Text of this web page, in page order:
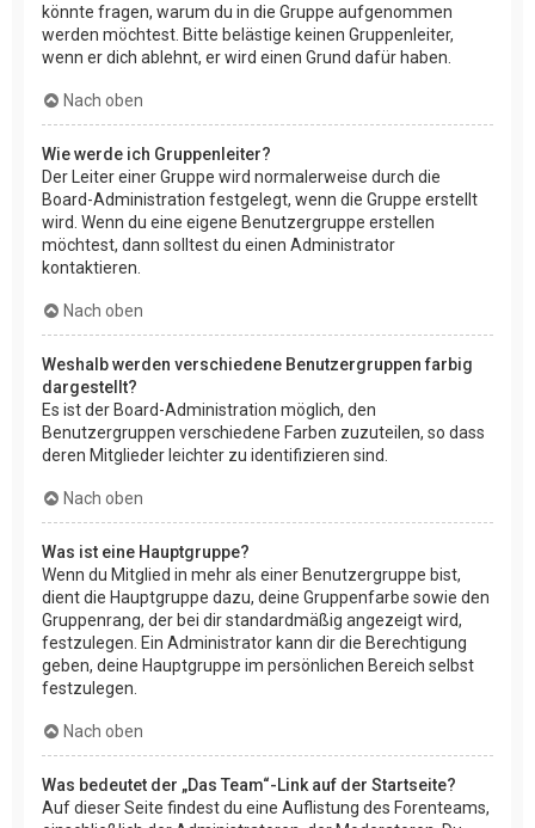
könnte fragen, warum du in die Gruppe aufgenommen
werden möchtest. Bitte belästige keinen Gruppenleiter,
wenn er dich ablehnt, er wird einen Grund dafür haben.
Nach oben
Wie werde ich Gruppenleiter?
Der Leiter einer Gruppe wird normalerweise durch die
Board-Administration festgelegt, wenn die Gruppe erstellt
wird. Wenn du eine eigene Benutzergruppe erstellen
möchtest, dann solltest du einen Administrator
kontaktieren.
Nach oben
Weshalb werden verschiedene Benutzergruppen farbig
dargestellt?
Es ist der Board-Administration möglich, den
Benutzergruppen verschiedene Farben zuzuteilen, so dass
deren Mitglieder leichter zu identifizieren sind.
Nach oben
Was ist eine Hauptgruppe?
Wenn du Mitglied in mehr als einer Benutzergruppe bist,
dient die Hauptgruppe dazu, deine Gruppenfarbe sowie den
Gruppenrang, der bei dir standardmäßig angezeigt wird,
festzulegen. Ein Administrator kann dir die Berechtigung
geben, deine Hauptgruppe im persönlichen Bereich selbst
festzulegen.
Nach oben
Was bedeutet der „Das Team“-Link auf der Startseite?
Auf dieser Seite findest du eine Auflistung des Forenteams,